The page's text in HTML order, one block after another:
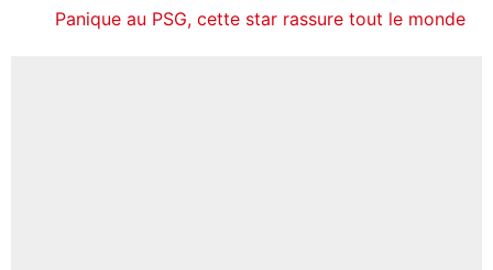
Panique au PSG, cette star rassure tout le monde